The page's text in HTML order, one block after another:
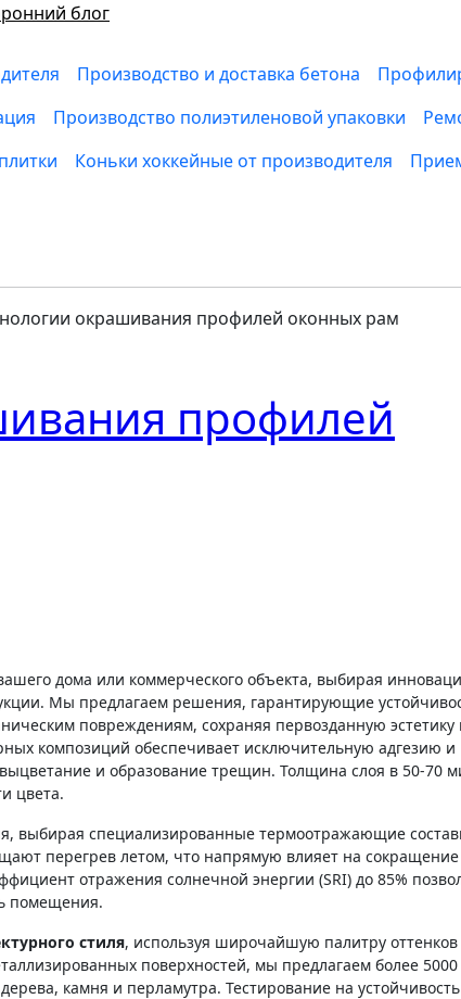
блог
Производство и доставка бетона
Производство полиэтиленовой упаковки
Коньки хоккейные от производителя
окрашивания профилей оконных рам
профилей
дома или коммерческого объекта, выбирая
Мы предлагаем решения, гарантирующие
повреждениям, сохраняя первозданную эстетику
композиций обеспечивает исключительную адгезию и
и образование трещин. Толщина слоя в 50-70
цвета.
выбирая специализированные термоотражающие
перегрев летом, что напрямую влияет на сокращение
отражения солнечной энергии (SRI) до 85%
помещения.
стиля, используя широчайшую палитру оттенков
поверхностей, мы предлагаем более 5000
камня и перламутра. Тестирование на